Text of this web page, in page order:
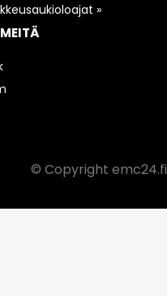
»
© Copyright emc24.fi